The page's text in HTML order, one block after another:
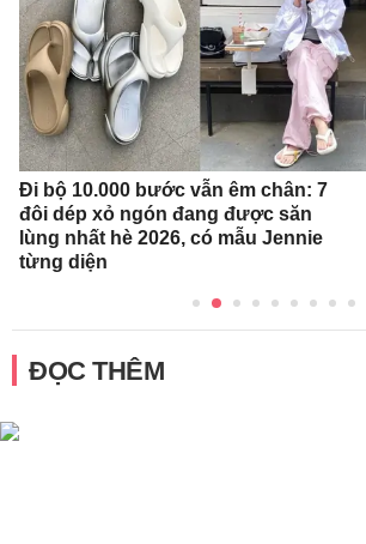
Đi bộ 10.000 bước vẫn êm chân: 7
đôi dép xỏ ngón đang được săn
lùng nhất hè 2026, có mẫu Jennie
từng diện
ĐỌC THÊM